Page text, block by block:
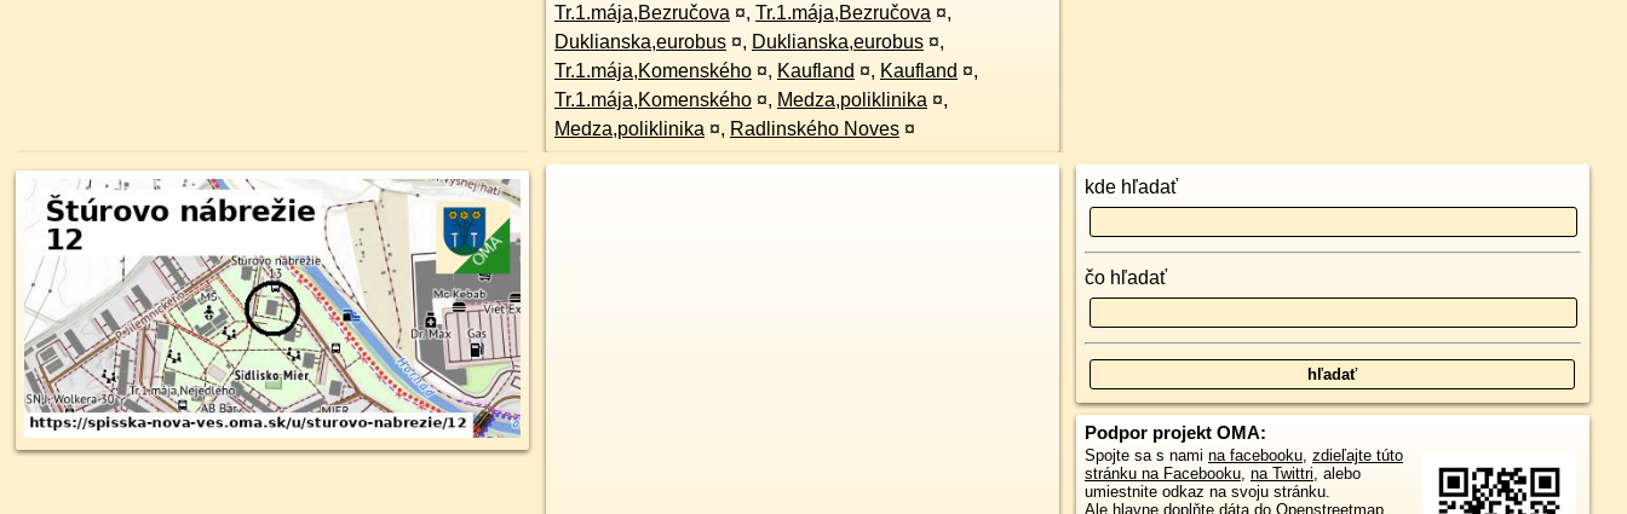
Tr.1.mája,Bezručova ¤, Tr.1.mája,Bezručova ¤,
Duklianska,eurobus ¤, Duklianska,eurobus ¤,
Tr.1.mája,Komenského ¤, Kaufland ¤, Kaufland ¤,
Tr.1.mája,Komenského ¤, Medza,poliklinika ¤,
Medza,poliklinika ¤, Radlinského Noves ¤
kde hľadať
čo hľadať
Podpor projekt OMA:
Spojte sa s nami na facebooku, zdieľajte túto
stránku na Facebooku, na Twittri, alebo
umiestnite odkaz na svoju stránku.
Ale hlavne doplňte dáta do Openstreetmap,